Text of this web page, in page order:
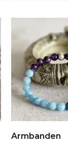
Armbanden